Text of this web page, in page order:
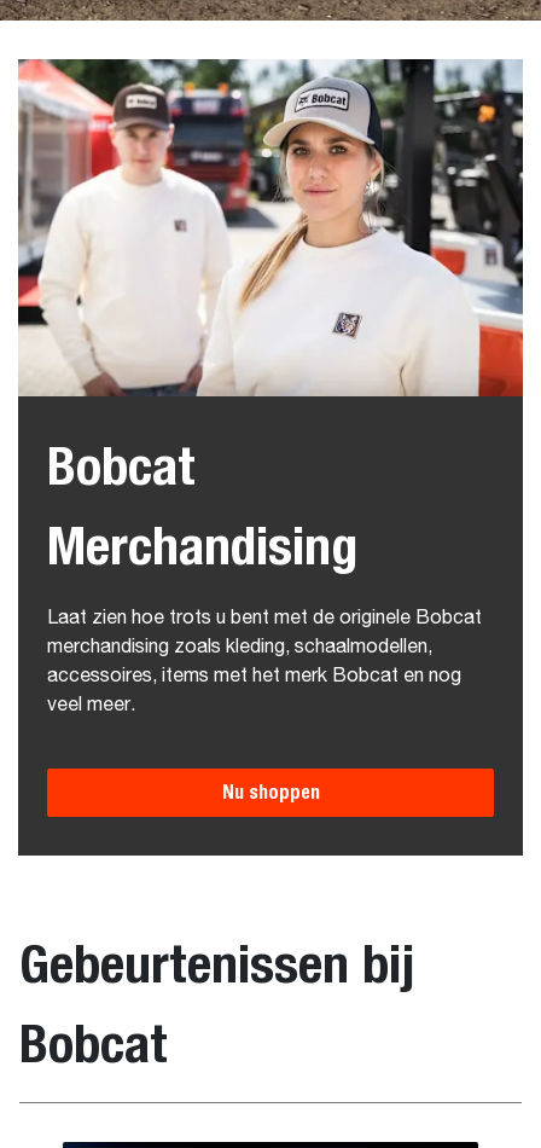
Bobcat
Merchandising
Laat zien hoe trots u bent met de originele Bobcat
merchandising zoals kleding, schaalmodellen,
accessoires, items met het merk Bobcat en nog
veel meer.
Nu shoppen
Gebeurtenissen bij
Bobcat